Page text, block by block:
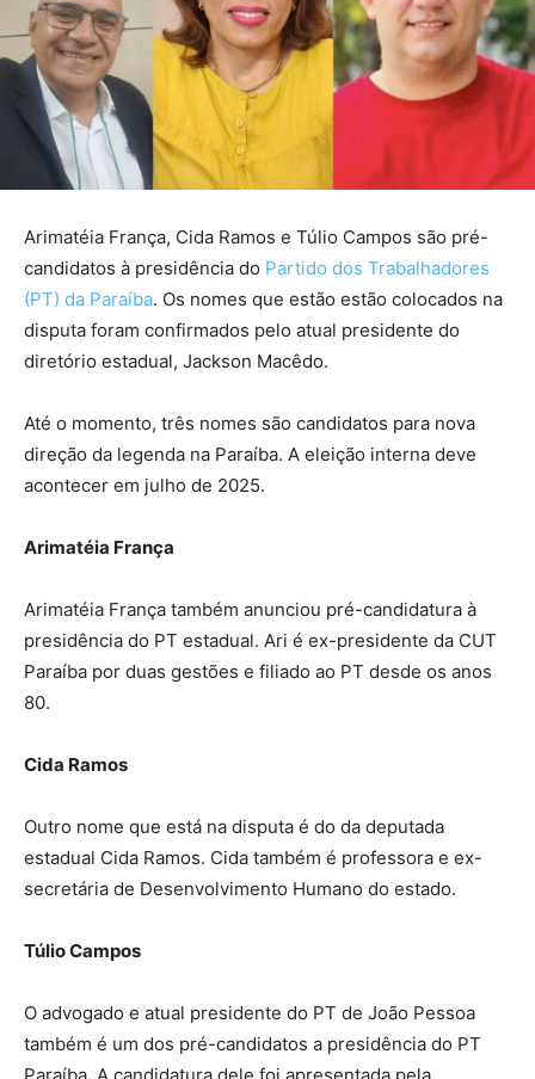
Arimatéia França, Cida Ramos e Túlio Campos são pré-
candidatos à presidência do Partido dos Trabalhadores
(PT) da Paraíba. Os nomes que estão estão colocados na
disputa foram confirmados pelo atual presidente do
diretório estadual, Jackson Macêdo.
Até o momento, três nomes são candidatos para nova
direção da legenda na Paraíba. A eleição interna deve
acontecer em julho de 2025.
Arimatéia França
Arimatéia França também anunciou pré-candidatura à
presidência do PT estadual. Ari é ex-presidente da CUT
Paraíba por duas gestões e filiado ao PT desde os anos
80.
Cida Ramos
Outro nome que está na disputa é do da deputada
estadual Cida Ramos. Cida também é professora e ex-
secretária de Desenvolvimento Humano do estado.
Túlio Campos
O advogado e atual presidente do PT de João Pessoa
também é um dos pré-candidatos a presidência do PT
Paraíba. A candidatura dele foi apresentada pela